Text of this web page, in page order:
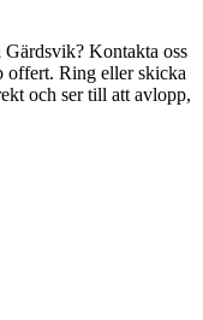
Kontakta oss
offert. Ring eller skicka
och ser till att avlopp,